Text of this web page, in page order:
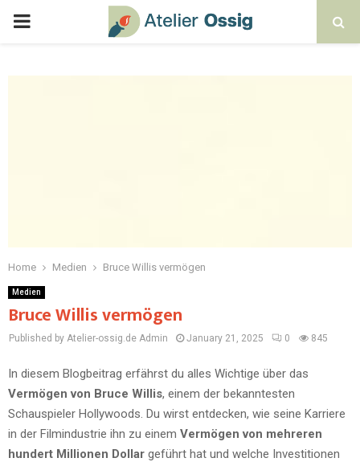
Home Medien Bruce Willis vermögen
Medien
Bruce Willis vermögen
Published by Atelier-ossig.de Admin January 21, 2025 0 845
In diesem Blogbeitrag erfährst du alles Wichtige über das
Vermögen von Bruce Willis, einem der bekanntesten
Schauspieler Hollywoods. Du wirst entdecken, wie seine Karriere
in der Filmindustrie ihn zu einem Vermögen von mehreren
hundert Millionen Dollar geführt hat und welche Investitionen